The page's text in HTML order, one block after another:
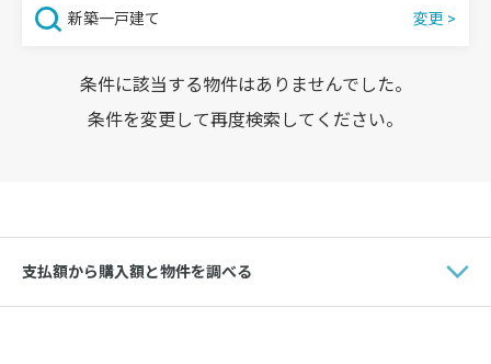
新築一戸建て
条件に該当する物件はありませんでした。
条件を変更して再度検索してください。
支払額から購入額と物件を調べる